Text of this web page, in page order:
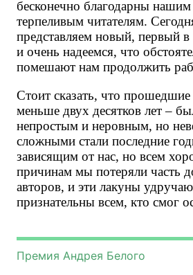
бесконечно благодарны
терпеливым читателям.
представляем новый, первый
и очень надеемся, что
помешают нам продолжить
Стоит сказать, что
меньше двух десятков лет –
непростым и неровным, но
сложными стали последние
зависящим от нас, но всем
причинам мы потеряли часть
авторов, и эти лакуны
признательны всем, кто смог
Премия Андрея Белого